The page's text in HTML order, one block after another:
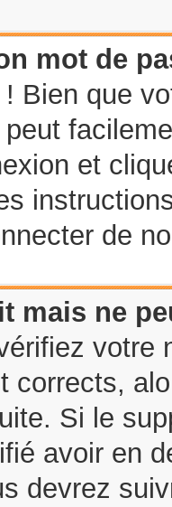
mot de
Bien que
et
de
mais ne
votre
corrects,
Si le
avoir en
devrez